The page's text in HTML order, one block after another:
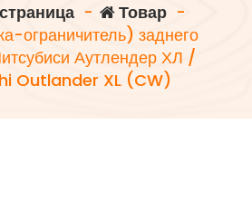
- Товар-
ограничитель) заднего
Аутлендер ХЛ /
Outlander XL (CW)